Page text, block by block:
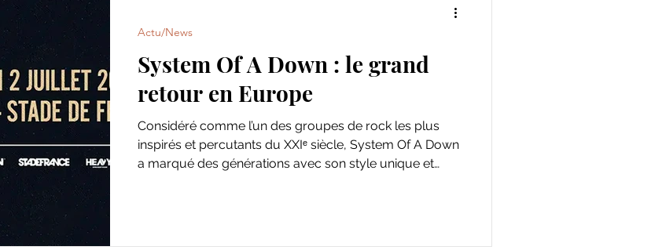
System Of A Down : le grand
retour en Europe
Considéré comme l’un des groupes de rock les plus
inspirés et percutants du XXIᵉ siècle, System Of A Down
a marqué des générations avec son style unique et
Actu/News